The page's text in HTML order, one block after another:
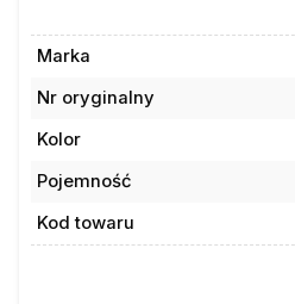
Marka
Nr oryginalny
Kolor
Pojemność
Kod towaru